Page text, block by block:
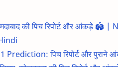
की पिच रिपोर्ट और
पिच रिपोर्ट और पुराने